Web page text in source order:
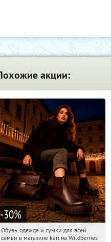
акции:
-30%
10:57:02 Получили:
Обувь, одежда и сумки для всей
семьи в магазине kari на Wildberries